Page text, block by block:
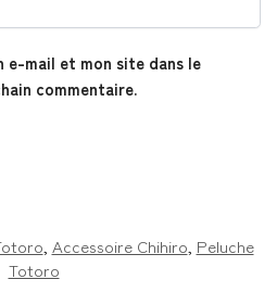
e-mail et mon site dans le
commentaire.
, Accessoire Chihiro, Peluche
Totoro